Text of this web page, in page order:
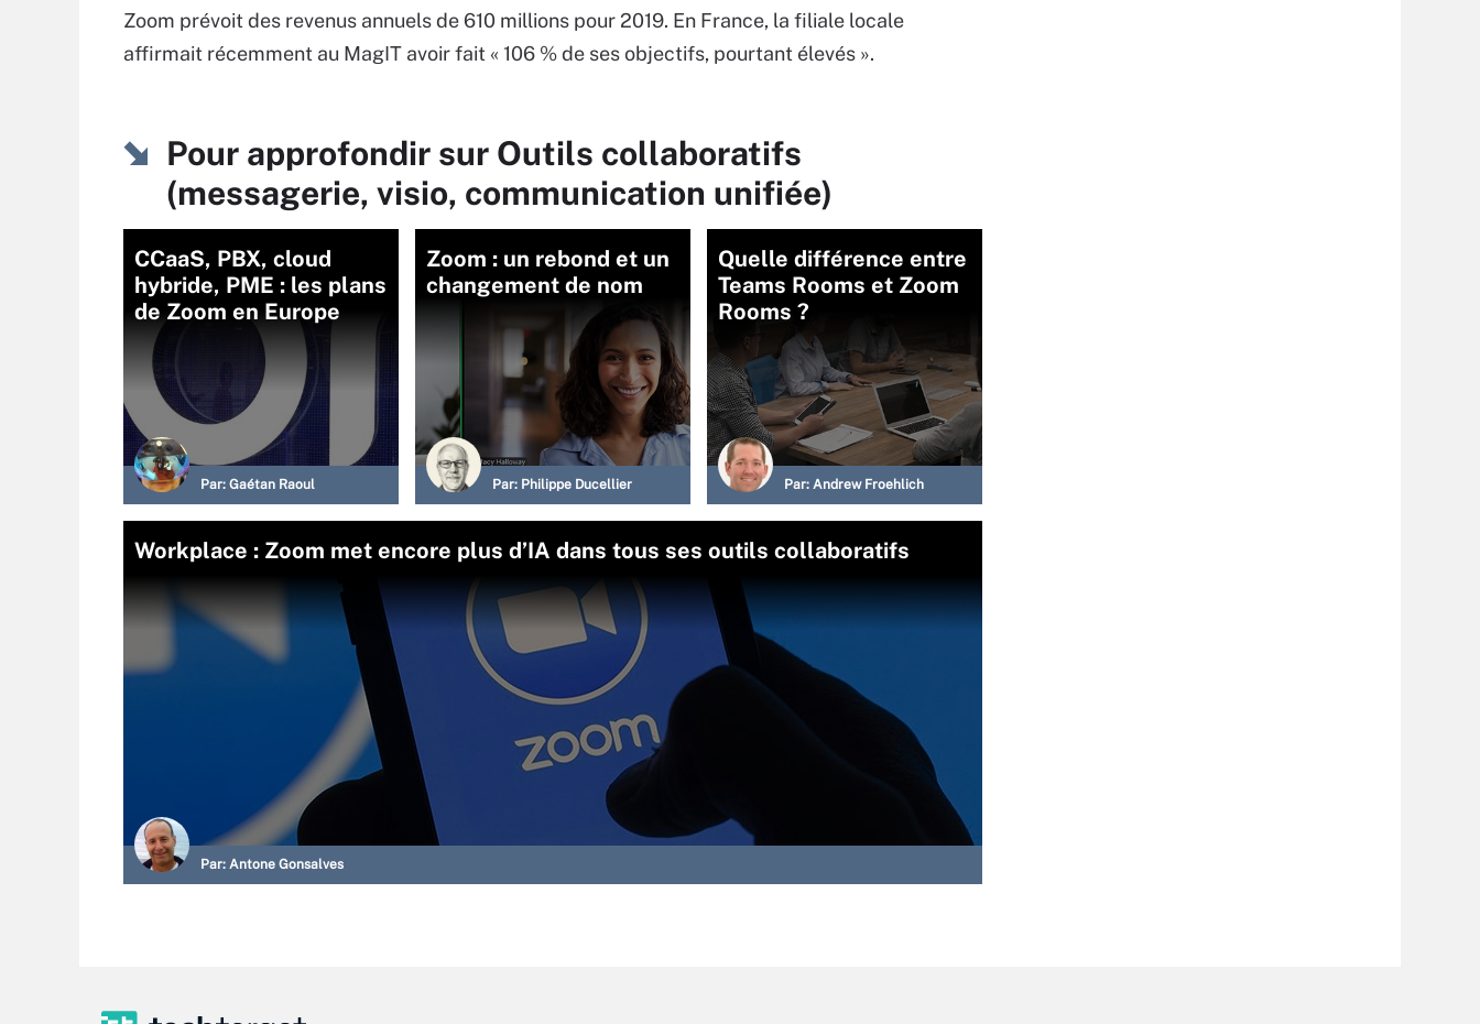
Zoom prévoit des revenus annuels de 610 millions pour 2019. En France, la filiale locale
affirmait récemment au MagIT avoir fait « 106 % de ses objectifs, pourtant élevés ».
Pour approfondir sur Outils collaboratifs
(messagerie, visio, communication unifiée)
CCaaS, PBX, cloud
hybride, PME : les plans
de Zoom en Europe
Par: Gaétan Raoul
Zoom : un rebond et un
changement de nom
Par: Philippe Ducellier
Quelle différence entre
Teams Rooms et Zoom
Rooms ?
Par: Andrew Froehlich
Workplace : Zoom met encore plus d’IA dans tous ses outils collaboratifs
Par: Antone Gonsalves